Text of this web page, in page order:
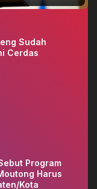
Sudah
Cerdas
Program
Harus
Kota